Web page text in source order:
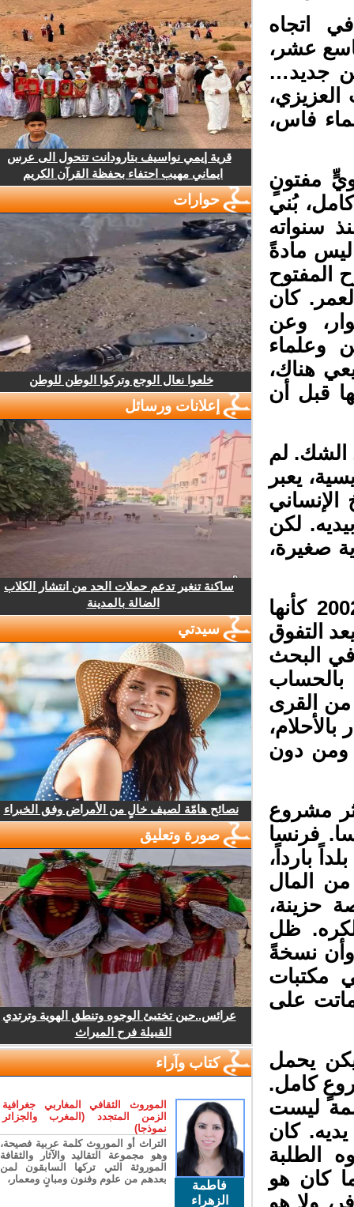
اتجاه
عشر،
جديد…
فاس،
مفتونٍ
بُني
سنواته
مادةً
كان
وعن
وعلماء
هناك،
قبل أن
الشك. لم
يعبر
لكن
صغيرة،
جاءت قوانين وزارة الخارجية الفرنسية سنة 2002 كأنها
التفوق
البحث
من القرى
ومن دون
مشروع
فرنسا
بارداً،
المال
حزينة،
ظل
نسخةً
على
يحمل
كامل.
ليست
كان
كان هو
ولا هو
قرية إيمي نواسيف بتارودانت تتحول الى عرس
ايماني مهيب احتفاء بحفظة القرآن الكريم
حوارات
خلعوا نعال الوجع وتركوا الوطن للوطن
إعلانات ورسائل
ساكنة تنغير تدعم حملات الحد من انتشار الكلاب
الضالة بالمدينة
سيدتي
نصائح هامّة لصيف خالٍ من الأمراض وفق الخبراء
صورة وتعليق
عرائس..حين تختبئ الوجوه وتنطق الهوية وترتدي
القبيلة فرح الميراث
كتاب وآراء
فاطمة
الزهراء
الموروث الثقافي المغاربي جغرافية
الزمن المتجدد (المغرب والجزائر
نموذجا)
التراث أو الموروث كلمة عربية فصيحة،
وهو مجموعة التقاليد والآثار والثقافة
الموروثة التي تركها السابقون لمن
بعدهم من علوم وفنون ومبانٍ ومعمار،